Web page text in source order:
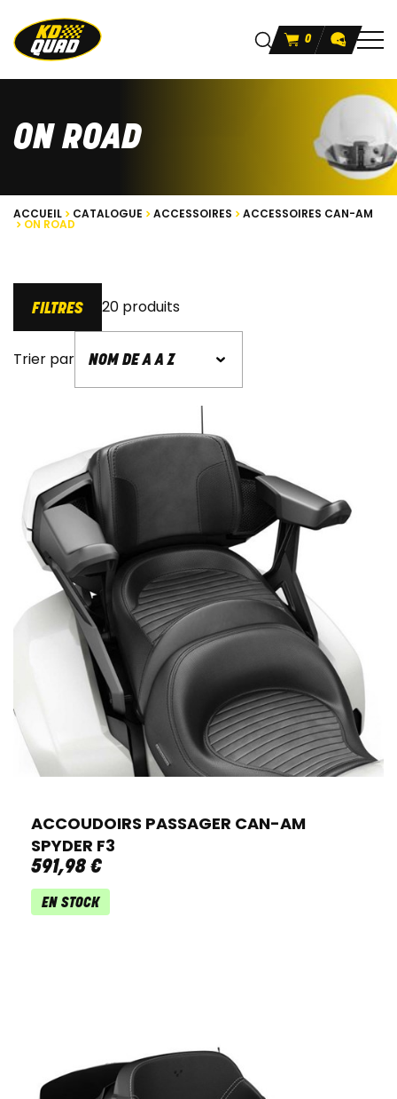
0
ON ROAD
ACCUEIL CATALOGUE ACCESSOIRES ACCESSOIRES CAN-AM
ON ROAD
FILTRES 20 produits
Trier par
ACCOUDOIRS PASSAGER CAN-AM
SPYDER F3
591,98 €
EN STOCK